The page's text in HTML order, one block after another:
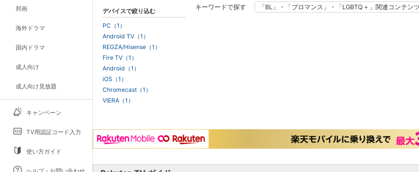
邦画
海外ドラマ
国内ドラマ
成人向け
成人向け見放題
キャンペーン
TV用認証コード入力
使い方ガイド
キーワードで探す 「BL」・「ブロマンス」・「LGBTQ＋」関連コンテンツ
デバイスで絞り込む
PC（1）
Android TV（1）
REGZA/Hisense（1）
Fire TV（1）
Android（1）
iOS（1）
Chromecast（1）
VIERA（1）